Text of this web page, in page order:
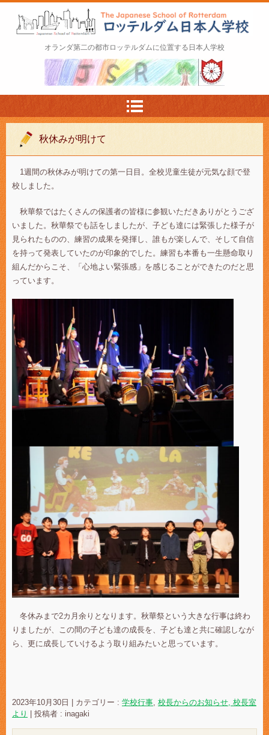
ロッテルダム日本人学校 The Japanese Schoo
l of Rotterdam
オランダ第二の都市ロッテルダムに位置する日本人学校
秋休みが明けて
1週間の秋休みが明けての第一日目。全校児童生徒が元気な顔で登
校しました。
秋華祭ではたくさんの保護者の皆様に参観いただきありがとうござ
いました。秋華祭でも話をしましたが、子ども達には緊張した様子が
見られたものの、練習の成果を発揮し、誰もが楽しんで、そして自信
を持って発表していたのが印象的でした。練習も本番も一生懸命取り
組んだからこそ、「心地よい緊張感」を感じることができたのだと思
っています。
冬休みまで2カ月余りとなります。秋華祭という大きな行事は終わ
りましたが、この間の子ども達の成長を、子ども達と共に確認しなが
ら、更に成長していけるよう取り組みたいと思っています。
2023年10月30日 カテゴリー : 学校行事, 校長からのお知らせ, 校長室
より
投稿者 : inagaki